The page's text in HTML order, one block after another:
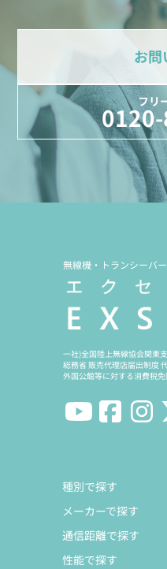
お問
フリ
無線機・トランシーバ
一社)全国陸上無線協会関東
総務省 販売代理店届出制度
外国公館等に対する消費税
種別で探す
メーカーで探す
通信距離で探す
性能で探す